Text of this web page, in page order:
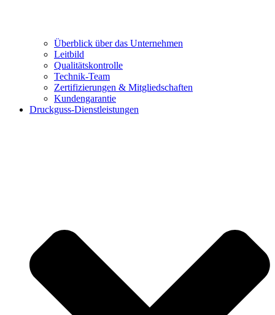
Überblick über das Unternehmen
Leitbild
Qualitätskontrolle
Technik-Team
Zertifizierungen & Mitgliedschaften
Kundengarantie
Druckguss-Dienstleistungen